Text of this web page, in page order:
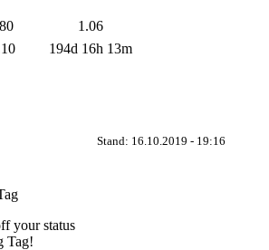
1.06
194d 16h 13m
your status
Tag!
Stand: 16.10.2019 - 19:16